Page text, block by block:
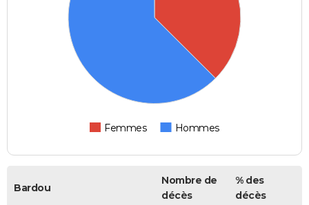
Femmes Hommes
Bardou
Nombre de
décès
% des
décès